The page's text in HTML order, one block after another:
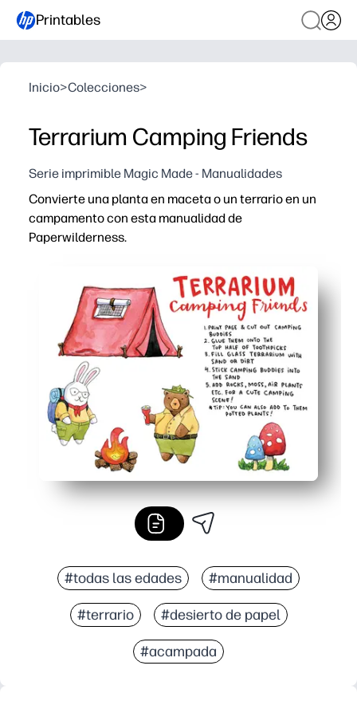
Printables
Inicio>Colecciones>
Terrarium Camping Friends
Serie imprimible Magic Made - Manualidades
Convierte una planta en maceta o un terrario en un
campamento con esta manualidad de
Paperwilderness.
#todas las edades #manualidad
#terrario #desierto de papel
#acampada